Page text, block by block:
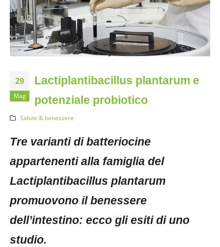
29
Mag
Lactiplantibacillus plantarum e
potenziale probiotico
Salute & benessere
Tre varianti di batteriocine
appartenenti alla famiglia del
Lactiplantibacillus plantarum
promuovono il benessere
dell’intestino: ecco gli esiti di uno
studio.